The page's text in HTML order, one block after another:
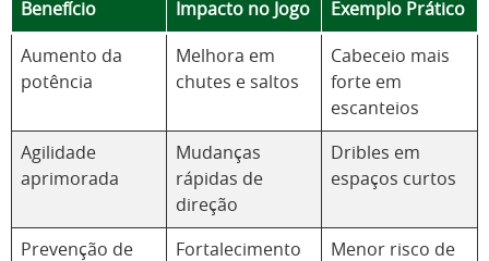
Benefício Impacto no Jogo Exemplo Prático
Aumento da
potência
Melhora em
chutes e saltos
Cabeceio mais
forte em
escanteios
Agilidade
aprimorada
Mudanças
rápidas de
direção
Dribles em
espaços curtos
Prevenção de
Fortalecimento
Menor risco de